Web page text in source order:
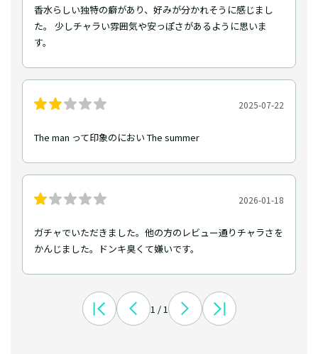
香水らしい独特の癖があり、好みが分かれそうに感じまし
た。 少しチャラい雰囲気や安っぽさがあるように思いま
す。
2025-07-22
The man って印象のにおい The summer
2026-01-18
ガチャでいただきました。他の方のレビュー通りチャラさを
かんじました。ドンキ臭くて嫌いです。
1 / 1